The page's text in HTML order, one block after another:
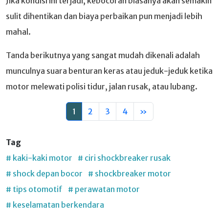
sulit dihentikan dan biaya perbaikan pun menjadi lebih
mahal.
Tanda berikutnya yang sangat mudah dikenali adalah
munculnya suara benturan keras atau jeduk-jeduk ketika
motor melewati polisi tidur, jalan rusak, atau lubang.
1 2 3 4 »
Tag
# kaki-kaki motor
# ciri shockbreaker rusak
# shock depan bocor
# shockbreaker motor
# tips otomotif
# perawatan motor
# keselamatan berkendara